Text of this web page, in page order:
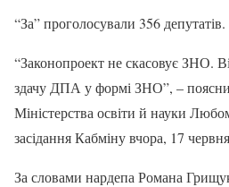
“За” проголосували 356 депутатів.
“Законопроект не скасовує ЗНО.
здачу ДПА у формі ЗНО”, –
Міністерства освіти й науки
засідання Кабміну вчора, 17
За словами нардепа Романа